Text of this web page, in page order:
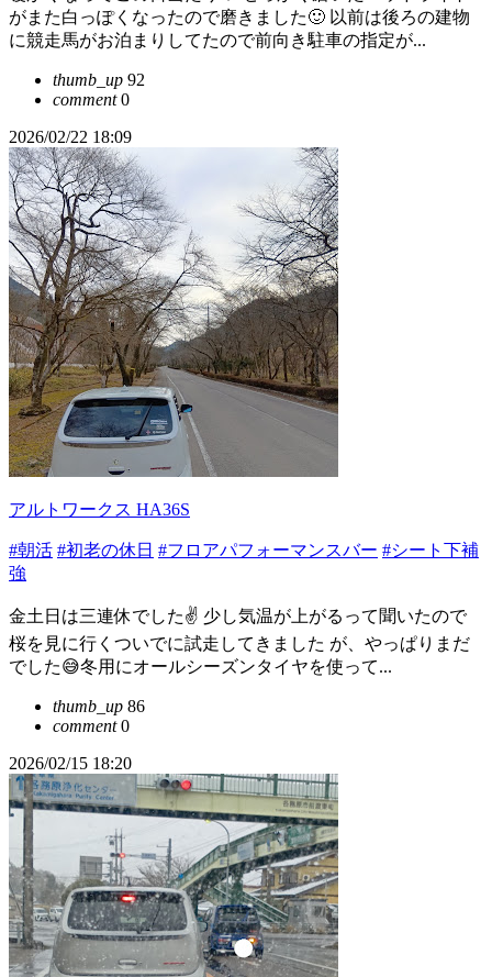
がまた白っぽくなったので磨きました🙂 以前は後ろの建物
に競走馬がお泊まりしてたので前向き駐車の指定が...
thumb_up 92
comment0
2026/02/22 18:09
アルトワークス HA36S
#朝活 #初老の休日 #フロアパフォーマンスバー #シート下補
強
金土日は三連休でした✌️ 少し気温が上がるって聞いたので
桜を見に行くついでに試走してきました が、やっぱりまだ
でした😅冬用にオールシーズンタイヤを使って...
thumb_up 86
comment0
2026/02/15 18:20